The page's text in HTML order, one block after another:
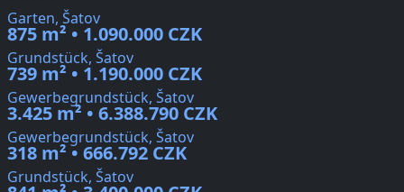
Garten, Šatov
875 m² • 1.090.000 CZK
Grundstück, Šatov
739 m² • 1.190.000 CZK
Gewerbegrundstück, Šatov
3.425 m² • 6.388.790 CZK
Gewerbegrundstück, Šatov
318 m² • 666.792 CZK
Grundstück, Šatov